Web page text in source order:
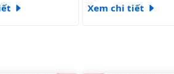
Xem chi tiết